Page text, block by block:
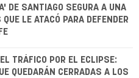
DE SANTIAGO SEGURA A UNA
LE ATACÓ PARA DEFENDER
TRÁFICO POR EL ECLIPSE:
QUEDARÁN CERRADAS A LOS